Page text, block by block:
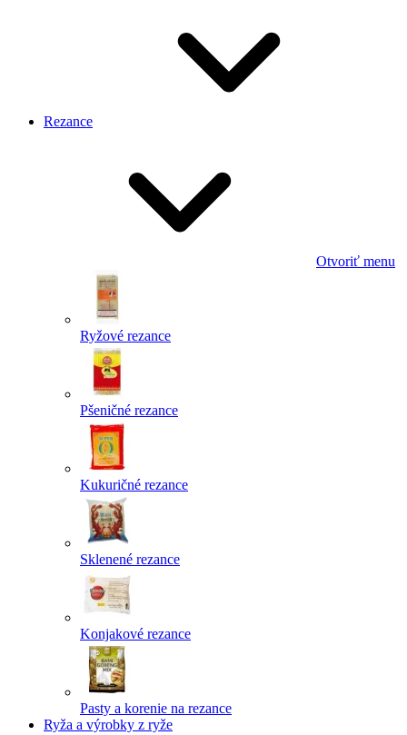
Rezance
Otvoriť menu
Ryžové rezance
Pšeničné rezance
Kukuričné rezance
Sklenené rezance
Konjakové rezance
Pasty a korenie na rezance
Ryža a výrobky z ryže